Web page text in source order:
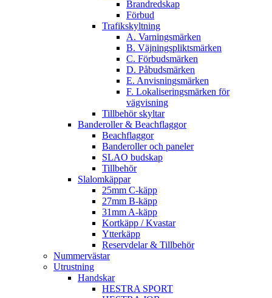
Brandredskap
Förbud
Trafikskyltning
A. Varningsmärken
B. Väjningspliktsmärken
C. Förbudsmärken
D. Påbudsmärken
E. Anvisningsmärken
F. Lokaliseringsmärken för
vägvisning
Tillbehör skyltar
Banderoller & Beachflaggor
Beachflaggor
Banderoller och paneler
SLAO budskap
Tillbehör
Slalomkäppar
25mm C-käpp
27mm B-käpp
31mm A-käpp
Kortkäpp / Kvastar
Ytterkäpp
Reservdelar & Tillbehör
Nummervästar
Utrustning
Handskar
HESTRA SPORT